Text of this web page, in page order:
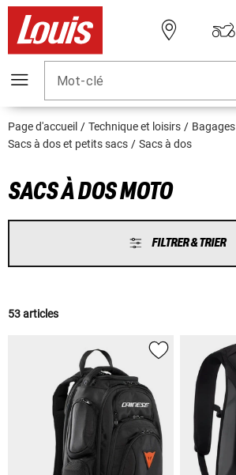
Mot-clé
Page d'accueil Technique et loisirs
Bagages
Sacs à dos et petits sacs
Sacs à dos
SACS À DOS MOTO
FILTRER & TRIER
53 articles